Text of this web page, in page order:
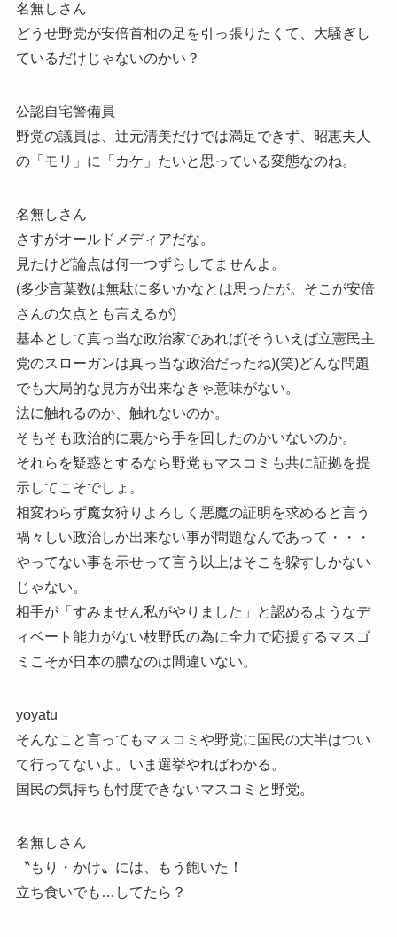
名無しさん
どうせ野党が安倍首相の足を引っ張りたくて、大騒ぎし
ているだけじゃないのかい？
公認自宅警備員
野党の議員は、辻元清美だけでは満足できず、昭恵夫人
の「モリ」に「カケ」たいと思っている変態なのね。
名無しさん
さすがオールドメディアだな。
見たけど論点は何一つずらしてませんよ。
(多少言葉数は無駄に多いかなとは思ったが。そこが安倍
さんの欠点とも言えるが)
基本として真っ当な政治家であれば(そういえば立憲民主
党のスローガンは真っ当な政治だったね)(笑)どんな問題
でも大局的な見方が出来なきゃ意味がない。
法に触れるのか、触れないのか。
そもそも政治的に裏から手を回したのかいないのか。
それらを疑惑とするなら野党もマスコミも共に証拠を提
示してこそでしょ。
相変わらず魔女狩りよろしく悪魔の証明を求めると言う
禍々しい政治しか出来ない事が問題なんであって・・・
やってない事を示せって言う以上はそこを躱すしかない
じゃない。
相手が「すみません私がやりました」と認めるようなデ
ィベート能力がない枝野氏の為に全力で応援するマスゴ
ミこそが日本の膿なのは間違いない。
yoyatu
そんなこと言ってもマスコミや野党に国民の大半はつい
て行ってないよ。いま選挙やればわかる。
国民の気持ちも忖度できないマスコミと野党。
名無しさん
〝もり・かけ〟には、もう飽いた！
立ち食いでも…してたら？